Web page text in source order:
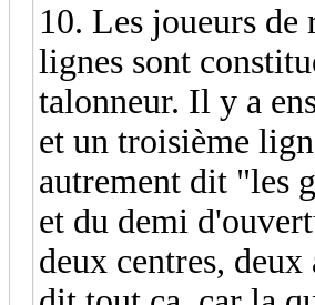
10. Les joueurs de
lignes sont
talonneur. Il y a
et un troisième
autrement dit "les
et du demi
deux centres,